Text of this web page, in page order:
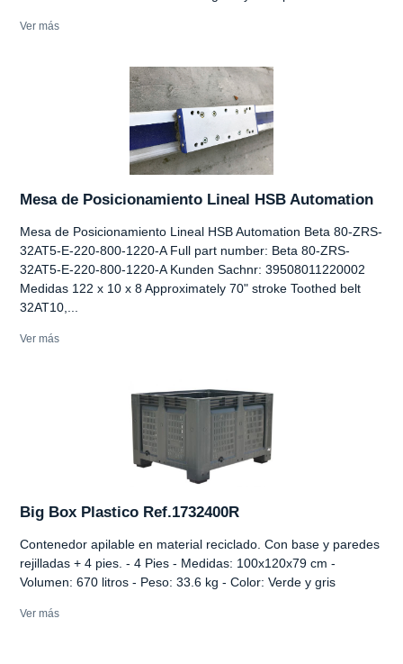
Ver más
Mesa de Posicionamiento Lineal HSB Automation
Mesa de Posicionamiento Lineal HSB Automation Beta 80-ZRS-
32AT5-E-220-800-1220-A Full part number: Beta 80-ZRS-
32AT5-E-220-800-1220-A Kunden Sachnr: 39508011220002
Medidas 122 x 10 x 8 Approximately 70" stroke Toothed belt
32AT10,...
Ver más
Big Box Plastico Ref.1732400R
Contenedor apilable en material reciclado. Con base y paredes
rejilladas + 4 pies. - 4 Pies - Medidas: 100x120x79 cm -
Volumen: 670 litros - Peso: 33.6 kg - Color: Verde y gris
Ver más